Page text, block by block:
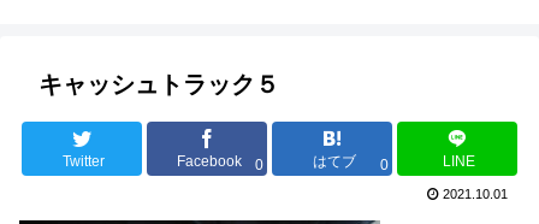
キャッシュトラック５
Twitter Facebook 0 はてブ 0 LINE
2021.10.01